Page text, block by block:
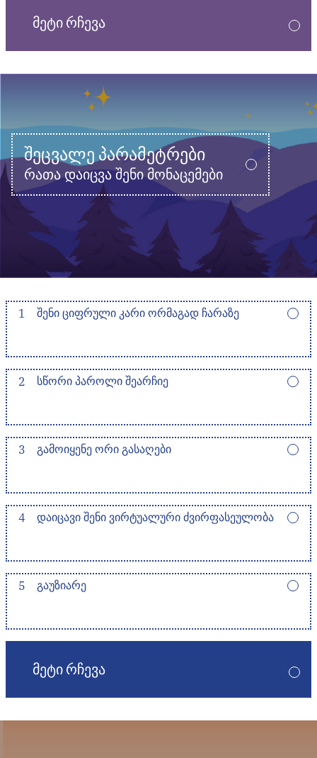
ᲛᲔᲢᲘ ᲠᲩᲔᲕᲐ
ᲨᲔᲪᲕᲐᲚᲔ ᲞᲐᲠᲐᲛᲔᲢᲠᲔᲑᲘ
რათა დაიცვა შენი მონაცემები
1 ᲨᲔᲜᲘ ᲪᲘᲤᲠᲣᲚᲘ ᲙᲐᲠᲘ ᲝᲠᲛᲐᲒᲐᲓ ᲩᲐᲠᲐᲖᲔ
2 ᲡᲬᲝᲠᲘ ᲞᲐᲠᲝᲚᲘ ᲨᲔᲐᲠᲩᲘᲔ
3 ᲒᲐᲛᲝᲘᲧᲔᲜᲔ ᲝᲠᲘ ᲒᲐᲡᲐᲦᲔᲑᲘ
4 ᲓᲐᲘᲪᲐᲕᲘ ᲨᲔᲜᲘ ᲕᲘᲠᲢᲣᲐᲚᲣᲠᲘ ᲫᲕᲘᲠᲤᲐᲡᲔᲣᲚᲝᲑᲐ
5 ᲒᲐᲣᲖᲘᲐᲠᲔ
ᲛᲔᲢᲘ ᲠᲩᲔᲕᲐ